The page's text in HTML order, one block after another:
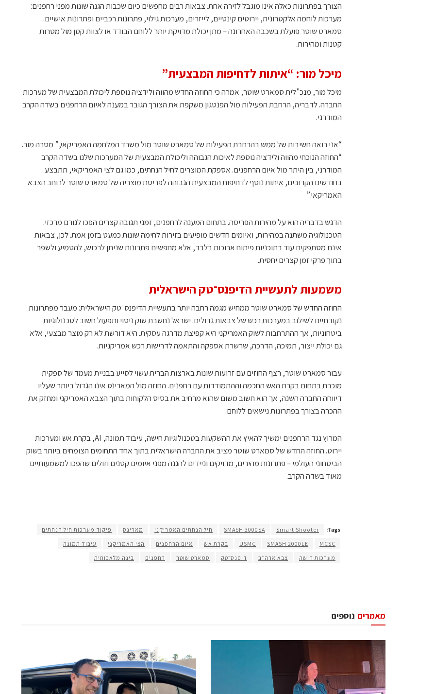
הצורך בפתרונות כאלה אינו מוגבל לזירה אחת. צבאות רבים מחפשים כיום שכבות הגנה שונות מפני רחפנים:
מערכות לוחמה אלקטרונית, יירוטים קינטיים, לייזרים, מערכות גילוי, פתרונות רכביים ופתרונות אישיים.
סמארט שוטר פועלת בשכבה האחרונה – מתן יכולת מדויקת יותר ללוחם הבודד או לצוות קטן מול מטרות
קטנות ומהירות.
מיכל מור: “איתות לדחיפות המבצעית”
מיכל מור, מנכ"לית סמארט שוטר, אמרה כי החוזה החדש מהווה ולידציה נוספת ליכולת המבצעית של מערכות
החברה. לדבריה, הרחבת הפעילות מול הפנטגון משקפת את הצורך הגובר במענה לאיום הרחפנים בשדה הקרב
המודרני.
“אני רואה חשיבות של ממש בהרחבת הפעילות של סמארט שוטר מול משרד המלחמה האמריקאי,” מסרה מור.
“החוזה הנוכחי מהווה ולידציה נוספת לאיכות הגבוהה וליכולת המבצעית של המערכות שלנו בשדה הקרב
המודרני, בין היתר מול איום הרחפנים. אספקת המוצרים לחיל הנחתים, כמו גם לצי האמריקאי, תתבצע
בחודשים הקרובים, איתות נוסף לדחיפות המבצעית הגבוהה לפריסת מוצריה של סמארט שוטר לרוחב הצבא
האמריקאי.”
הדגש בדבריה הוא על מהירות הפריסה. בתחום המענה לרחפנים, זמני תגובה קצרים הפכו לגורם מרכזי.
הטכנולוגיה משתנה במהירות, ואיומים חדשים מופיעים בזירות לחימה שונות כמעט בזמן אמת. לכן, צבאות
אינם מסתפקים עוד בתוכניות פיתוח ארוכות בלבד, אלא מחפשים פתרונות שניתן לרכוש, להטמיע ולשפר
בתוך פרקי זמן קצרים יחסית.
משמעות לתעשיית הדיפנס־טק הישראלית
החוזה החדש של סמארט שוטר ממחיש מגמה רחבה יותר בתעשיית הדיפנס־טק הישראלית: מעבר מפתרונות
נקודתיים לשילוב במערכות רכש של צבאות גדולים. ישראל נחשבת שוק ניסוי ותפעול חשוב לטכנולוגיות
ביטחוניות, אך ההתרחבות לשוק האמריקני היא קפיצת מדרגה עסקית. היא דורשת לא רק מוצר מבצעי, אלא
גם יכולת ייצור, תמיכה, הדרכה, שרשרת אספקה והתאמה לדרישות רכש אמריקניות.
עבור סמארט שוטר, רצף החוזים עם זרועות שונות בארצות הברית עשוי לסייע בבניית מעמד של ספקית
מוכרת בתחום בקרת האש החכמה וההתמודדות עם רחפנים. החוזה מול המארינס אינו הגדול ביותר שעליו
דיווחה החברה השנה, אך הוא חשוב משום שהוא מרחיב את בסיס הלקוחות בתוך הצבא האמריקני ומחזק את
ההכרה בצורך בפתרונות נישאים ללוחם.
המרוץ נגד הרחפנים ימשיך להאיץ את ההשקעות בטכנולוגיות חישה, עיבוד תמונה, AI, בקרת אש ומערכות
יירוט. החוזה החדש של סמארט שוטר מציב את החברה הישראלית בתוך אחד התחומים הצומחים ביותר בשוק
הביטחוני העולמי – פתרונות מהירים, מדויקים וניידים להגנה מפני איומים קטנים וזולים שהפכו למשמעותיים
מאוד בשדה הקרב.
Tags:
Smart Shooter
SMASH 3000SA חיל הנחתים האמריקני מארינס
פיקוד מערכות חיל הנחתים
MCSC
SMASH 2000LE
USMC בקרת אש איום הרחפנים הצי האמריקני
עיבוד תמונה
מערכות חישה
צבא ארה״ב דיפנס־טק סמארט שוטר רחפנים בינה מלאכותית
נוספים מאמרים